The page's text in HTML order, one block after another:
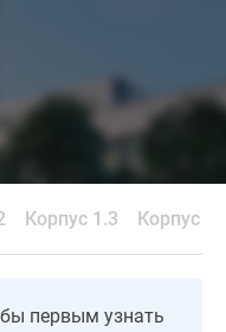
Корпус 1.3 Корпус
первым узнать